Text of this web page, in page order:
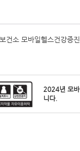
보건소 모바일헬스건강증
2024년 모바
니다.